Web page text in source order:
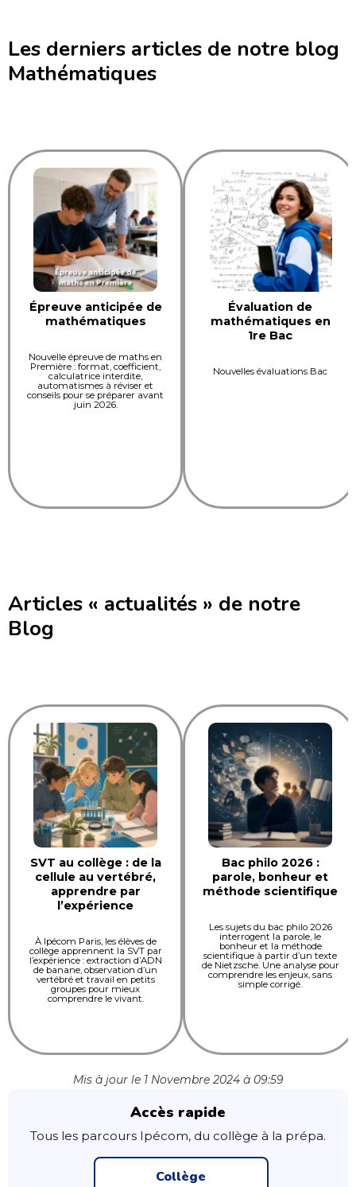
Les derniers articles de notre blog
Mathématiques
Épreuve anticipée de
mathématiques
Nouvelle épreuve de maths en
Première : format, coefficient,
calculatrice interdite,
automatismes à réviser et
conseils pour se préparer avant
juin 2026.
Évaluation de
mathématiques en
1re Bac
Nouvelles évaluations Bac
Articles « actualités » de notre
Blog
SVT au collège : de la
cellule au vertébré,
apprendre par
l’expérience
À Ipécom Paris, les élèves de
collège apprennent la SVT par
l’expérience : extraction d’ADN
de banane, observation d’un
vertébré et travail en petits
groupes pour mieux
comprendre le vivant.
Bac philo 2026 :
parole, bonheur et
méthode scientifique
Les sujets du bac philo 2026
interrogent la parole, le
bonheur et la méthode
scientifique à partir d’un texte
de Nietzsche. Une analyse pour
comprendre les enjeux, sans
simple corrigé.
Mis à jour le 1 Novembre 2024 à 09:59
Accès rapide
Tous les parcours Ipécom, du collège à la prépa.
Collège